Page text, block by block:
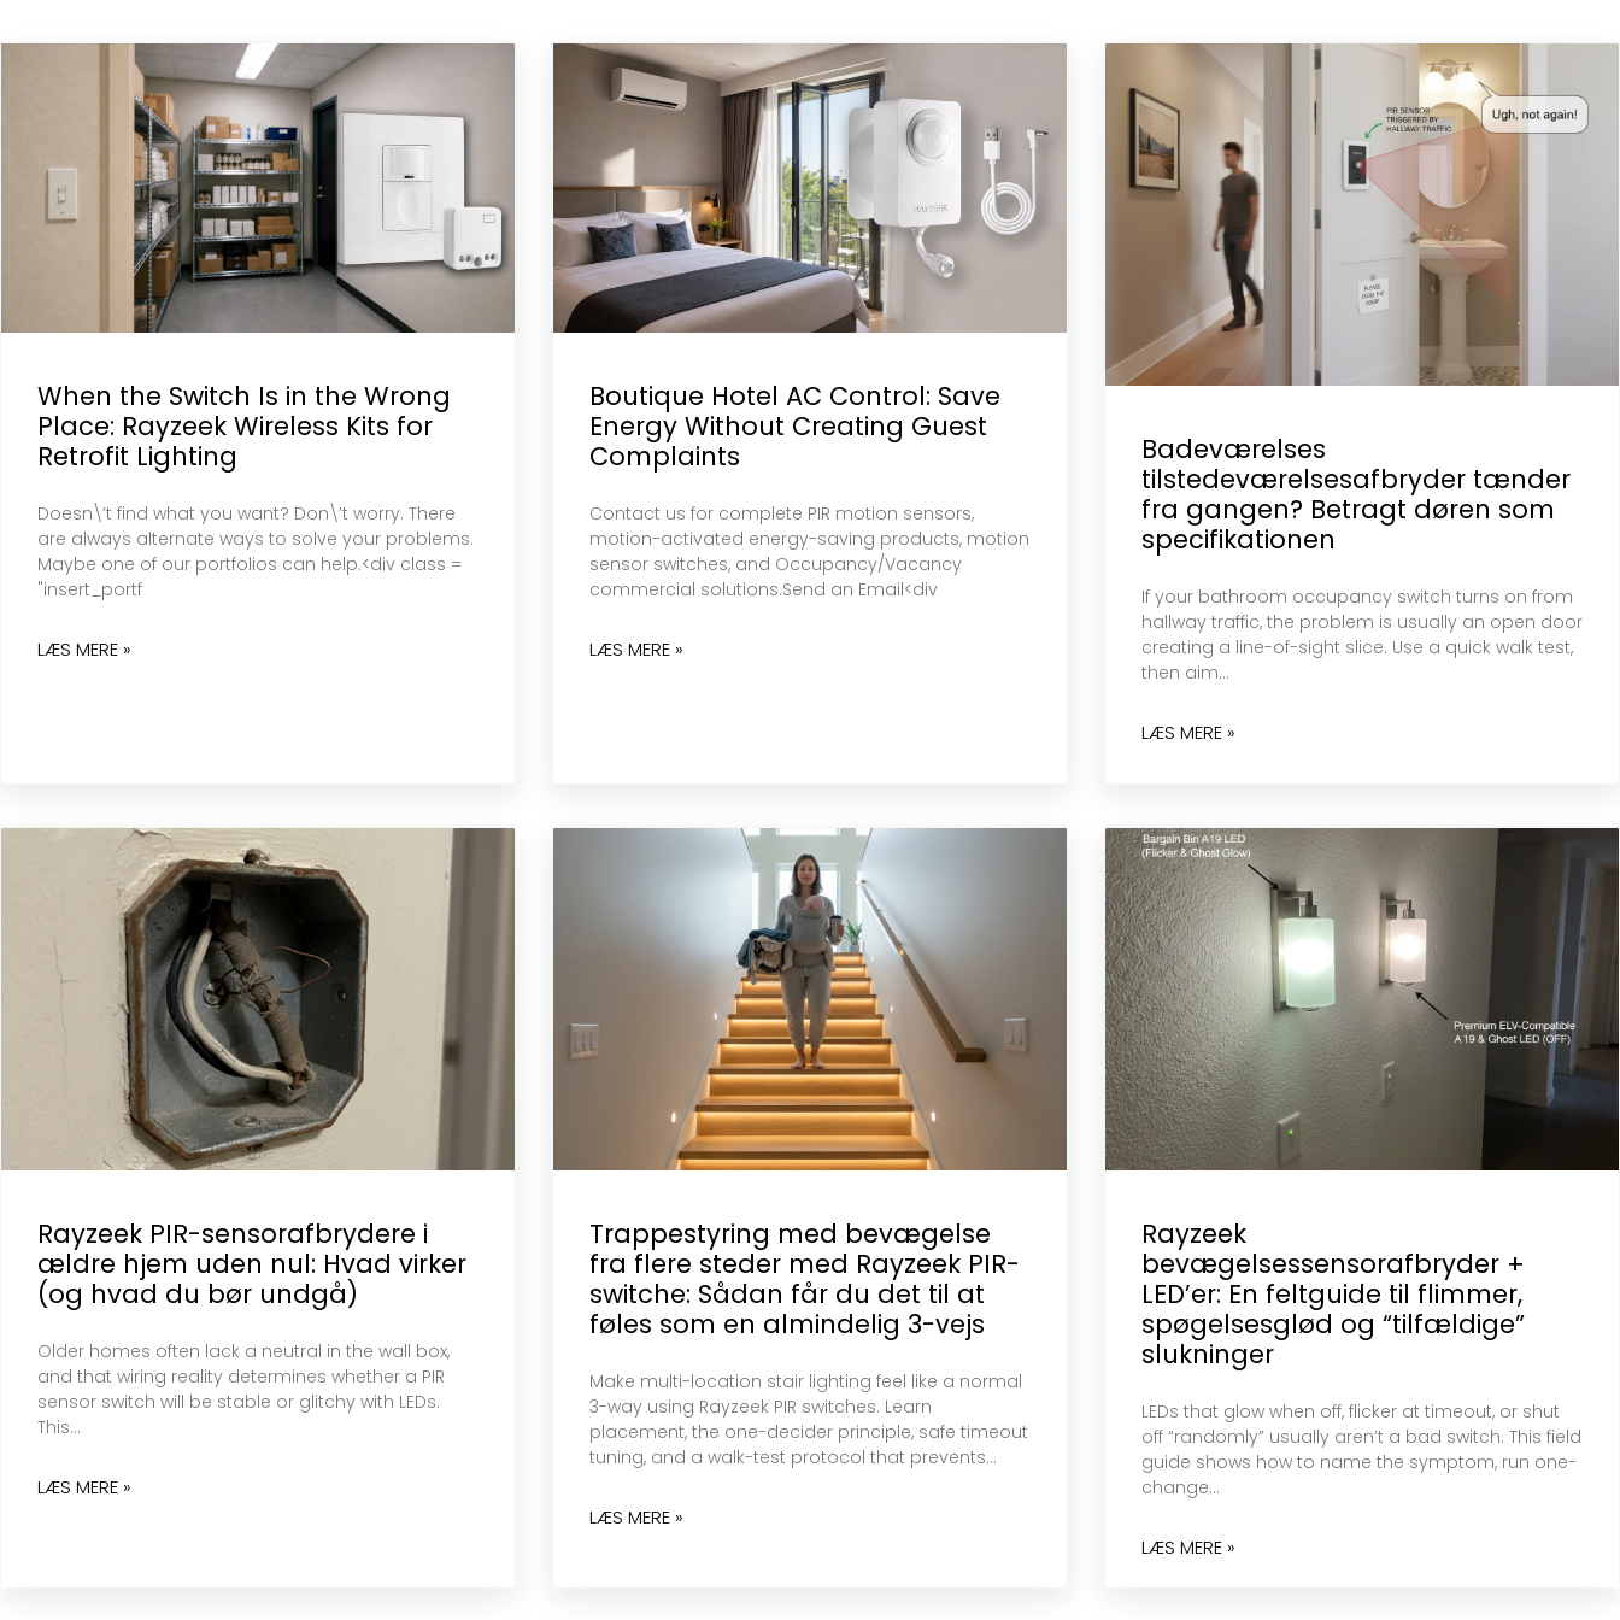
When the Switch Is in the Wrong
Place: Rayzeek Wireless Kits for
Retrofit Lighting
Doesn\’t find what you want? Don\’t worry. There
are always alternate ways to solve your problems.
Maybe one of our portfolios can help.<div class =
"insert_portf
LÆS MERE »
Boutique Hotel AC Control: Save
Energy Without Creating Guest
Complaints
Contact us for complete PIR motion sensors,
motion-activated energy-saving products, motion
sensor switches, and Occupancy/Vacancy
commercial solutions.Send an Email<div
LÆS MERE »
Badeværelses
tilstedeværelsesafbryder tænder
fra gangen? Betragt døren som
specifikationen
If your bathroom occupancy switch turns on from
hallway traffic, the problem is usually an open door
creating a line-of-sight slice. Use a quick walk test,
then aim…
LÆS MERE »
Rayzeek PIR-sensorafbrydere i
ældre hjem uden nul: Hvad virker
(og hvad du bør undgå)
Older homes often lack a neutral in the wall box,
and that wiring reality determines whether a PIR
sensor switch will be stable or glitchy with LEDs.
This…
LÆS MERE »
Trappestyring med bevægelse
fra flere steder med Rayzeek PIR-
switche: Sådan får du det til at
føles som en almindelig 3-vejs
Make multi-location stair lighting feel like a normal
3-way using Rayzeek PIR switches. Learn
placement, the one-decider principle, safe timeout
tuning, and a walk-test protocol that prevents
LÆS MERE »
Rayzeek
bevægelsessensorafbryder +
LED’er: En feltguide til flimmer,
spøgelsesglød og “tilfældige”
slukninger
LEDs that glow when off, flicker at timeout, or shut
off “randomly” usually aren’t a bad switch. This field
guide shows how to name the symptom, run one-
change…
LÆS MERE »